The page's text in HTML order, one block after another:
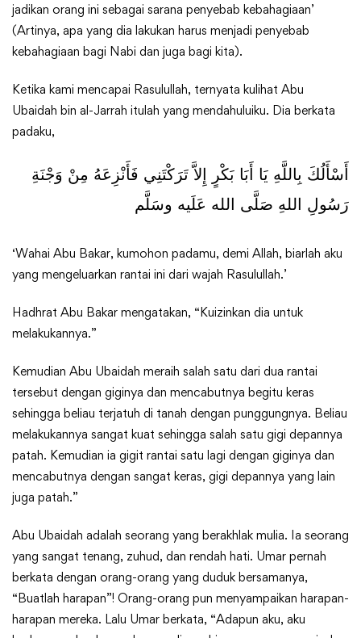
jadikan orang ini sebagai sarana penyebab kebahagiaan’
(Artinya, apa yang dia lakukan harus menjadi penyebab
kebahagiaan bagi Nabi dan juga bagi kita).
Ketika kami mencapai Rasulullah, ternyata kulihat Abu
Ubaidah bin al-Jarrah itulah yang mendahuluiku. Dia berkata
padaku,
أَسْأَلُكَ بِاللَّهِ يَا أَبَا بَكْرٍ إِلاَّ تَرَكْتَنِي فَأَنْزِعَهُ مِنْ وَجْنَةِ
رَسُولِ اللهِ صَلَّى الله عَلَيه وسَلَّم
‘Wahai Abu Bakar, kumohon padamu, demi Allah, biarlah aku
yang mengeluarkan rantai ini dari wajah Rasulullah.’
Hadhrat Abu Bakar mengatakan, “Kuizinkan dia untuk
melakukannya.”
Kemudian Abu Ubaidah meraih salah satu dari dua rantai
tersebut dengan giginya dan mencabutnya begitu keras
sehingga beliau terjatuh di tanah dengan punggungnya. Beliau
melakukannya sangat kuat sehingga salah satu gigi depannya
patah. Kemudian ia gigit rantai satu lagi dengan giginya dan
mencabutnya dengan sangat keras, gigi depannya yang lain
juga patah.”
Abu Ubaidah adalah seorang yang berakhlak mulia. Ia seorang
yang sangat tenang, zuhud, dan rendah hati. Umar pernah
berkata dengan orang-orang yang duduk bersamanya,
“Buatlah harapan”! Orang-orang pun menyampaikan harapan-
harapan mereka. Lalu Umar berkata, “Adapun aku, aku